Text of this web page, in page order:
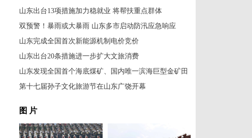
山东出台13项措施加力稳就业 将帮扶重点群体
双预警！暴雨或大暴雨 山东多市启动防汛应急响应
山东完成全国首次新能源机制电价竞价
山东出台20条措施进一步扩大文旅消费
山东发现全国首个海底煤矿、国内唯一滨海巨型金矿田
第十七届孙子文化旅游节在山东广饶开幕
图 片